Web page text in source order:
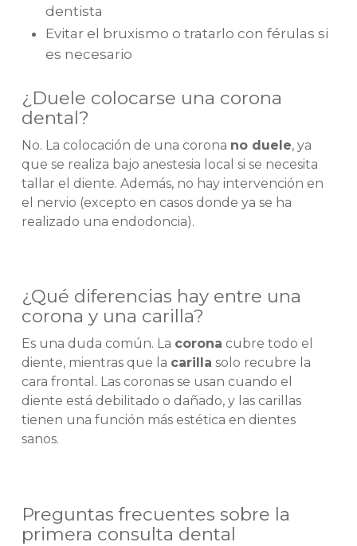
dentista
Evitar el bruxismo o tratarlo con férulas si
es necesario
¿Duele colocarse una corona
dental?
No. La colocación de una corona no duele, ya
que se realiza bajo anestesia local si se necesita
tallar el diente. Además, no hay intervención en
el nervio (excepto en casos donde ya se ha
realizado una endodoncia).
¿Qué diferencias hay entre una
corona y una carilla?
Es una duda común. La corona cubre todo el
diente, mientras que la carilla solo recubre la
cara frontal. Las coronas se usan cuando el
diente está debilitado o dañado, y las carillas
tienen una función más estética en dientes
sanos.
Preguntas frecuentes sobre la
primera consulta dental